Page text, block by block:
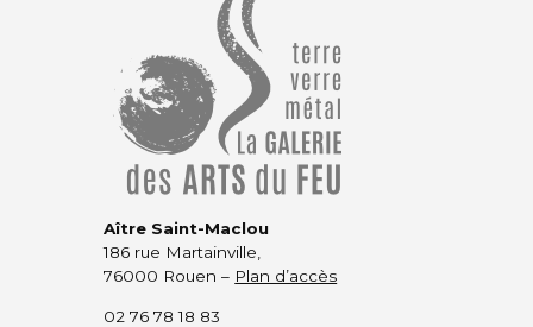
Aître Saint-Maclou
186 rue Martainville,
76000 Rouen – Plan d’accès
02 76 78 18 83